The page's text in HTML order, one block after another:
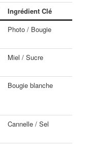
Ingrédient Clé
Photo / Bougie
Miel / Sucre
Bougie blanche
Cannelle / Sel